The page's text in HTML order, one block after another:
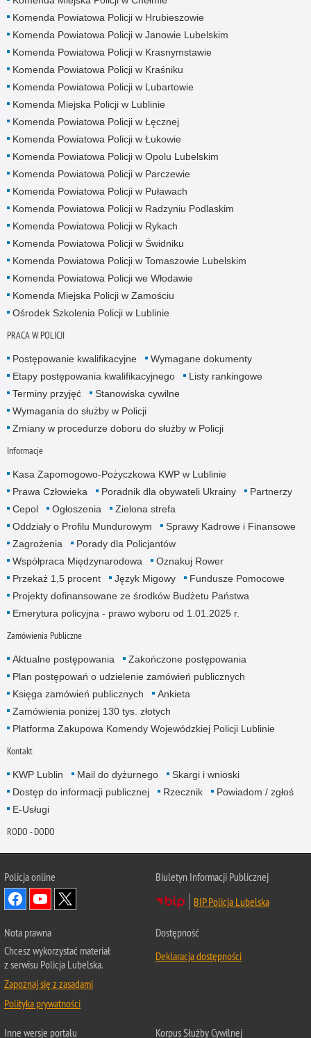
Komenda Powiatowa Policji w Hrubieszowie
Komenda Powiatowa Policji w Janowie Lubelskim
Komenda Powiatowa Policji w Krasnymstawie
Komenda Powiatowa Policji w Kraśniku
Komenda Powiatowa Policji w Lubartowie
Komenda Miejska Policji w Lublinie
Komenda Powiatowa Policji w Łęcznej
Komenda Powiatowa Policji w Łukowie
Komenda Powiatowa Policji w Opolu Lubelskim
Komenda Powiatowa Policji w Parczewie
Komenda Powiatowa Policji w Puławach
Komenda Powiatowa Policji w Radzyniu Podlaskim
Komenda Powiatowa Policji w Rykach
Komenda Powiatowa Policji w Świdniku
Komenda Powiatowa Policji w Tomaszowie Lubelskim
Komenda Powiatowa Policji we Włodawie
Komenda Miejska Policji w Zamościu
Ośrodek Szkolenia Policji w Lublinie
PRACA W POLICJI
Postępowanie kwalifikacyjne
Wymagane dokumenty
Etapy postępowania kwalifikacyjnego
Listy rankingowe
Terminy przyjęć
Stanowiska cywilne
Wymagania do służby w Policji
Zmiany w procedurze doboru do służby w Policji
Informacje
Kasa Zapomogowo-Pożyczkowa KWP w Lublinie
Prawa Człowieka
Poradnik dla obywateli Ukrainy
Partnerzy
Cepol
Ogłoszenia
Zielona strefa
Oddziały o Profilu Mundurowym
Sprawy Kadrowe i Finansowe
Zagrożenia
Porady dla Policjantów
Współpraca Międzynarodowa
Oznakuj Rower
Przekaż 1,5 procent
Język Migowy
Fundusze Pomocowe
Projekty dofinansowane ze środków Budżetu Państwa
Emerytura policyjna - prawo wyboru od 1.01.2025 r.
Zamówienia Publiczne
Aktualne postępowania
Zakończone postępowania
Plan postępowań o udzielenie zamówień publicznych
Księga zamówień publicznych
Ankieta
Zamówienia poniżej 130 tys. złotych
Platforma Zakupowa Komendy Wojewódzkiej Policji Lublinie
Kontakt
KWP Lublin Mail do dyżurnego
Skargi i wnioski
Dostęp do informacji publicznej
Rzecznik
Powiadom / zgłoś
E-Usługi
RODO - DODO
Policja online
Biuletyn Informacji Publicznej
BIP Policja Lubelska
Nota prawna
Chcesz wykorzystać materiał
z serwisu Policja Lubelska.
Zapoznaj się z zasadami
Polityka prywatności
Dostępność
Deklaracja dostępności
Inne wersje portalu Korpus Służby Cywilnej